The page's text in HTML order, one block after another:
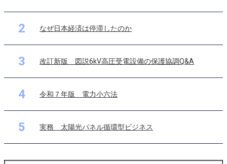
2 なぜ日本経済は停滞したのか
3 改訂新版 図説6kV高圧受電設備の保護協調Q&A
4 令和７年版 電力小六法
5 実務 太陽光パネル循環型ビジネス